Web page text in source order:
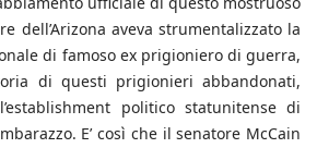
dell’Arizona aveva strumentalizzato la
di famoso ex prigioniero di guerra,
di questi prigionieri abbandonati,
politico statunitense di
E’ così che il senatore McCain